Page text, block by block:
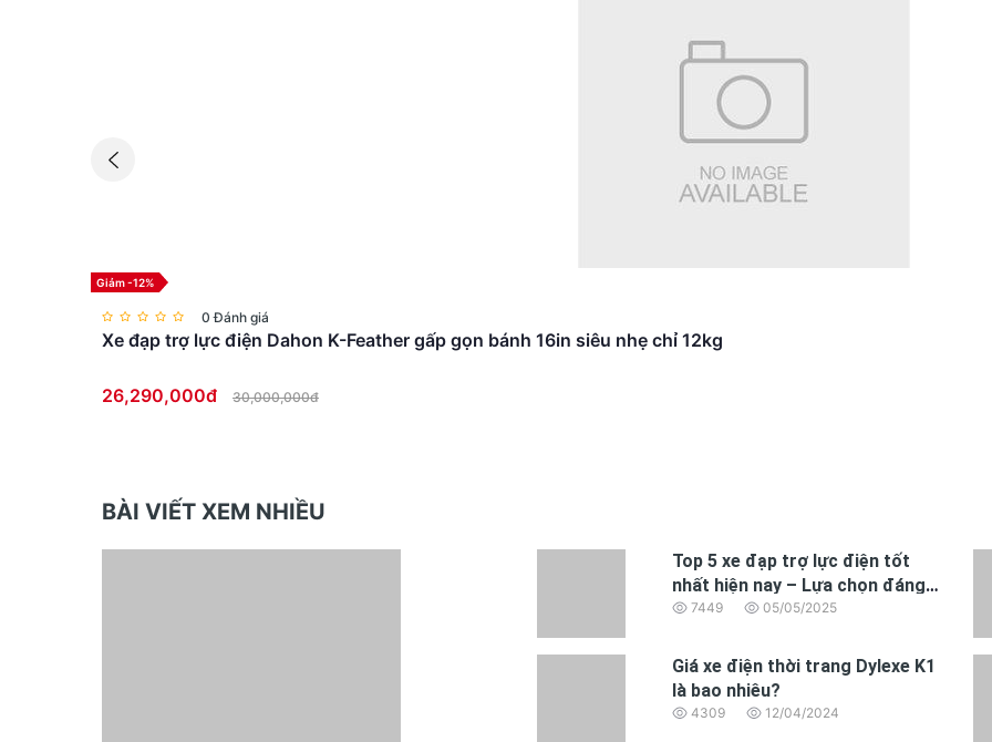
Giảm -12%
0 Đánh giá
Xe đạp trợ lực điện Dahon K-Feather gấp gọn bánh 16in siêu nhẹ chỉ 12kg
26,290,000đ 30,000,000đ
BÀI VIẾT XEM NHIỀU
Top 5 xe đạp trợ lực điện tốt
nhất hiện nay – Lựa chọn đáng
mua năm 2025
7449 05/05/2025
Giá xe điện thời trang Dylexe K1
là bao nhiêu?
4309 12/04/2024